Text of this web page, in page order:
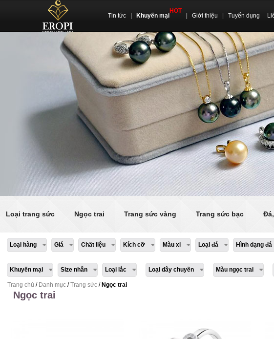
Tin tức Khuyến mại
HOT
Giới thiệu Tuyển dụng
Loại trang sức Ngọc trai Trang sức vàng Trang sức bạc
Loại hàng Giá Chất liệu Kích cỡ Màu xi Loại đá Hình dạng đá
Khuyến mại Size nhẫn Loại lắc Loại dây chuyền Màu ngọc trai
Trang chủ / Danh mục /Trang sức / Ngọc trai
Ngọc trai